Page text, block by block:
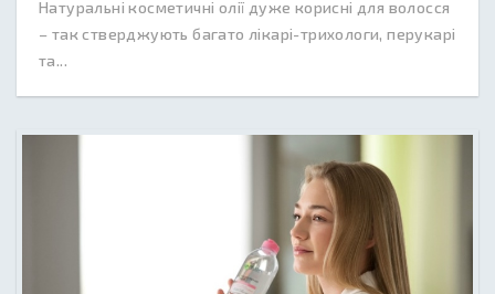
Натуральні косметичні олії дуже корисні для волосся
– так стверджують багато лікарі-трихологи, перукарі
та...